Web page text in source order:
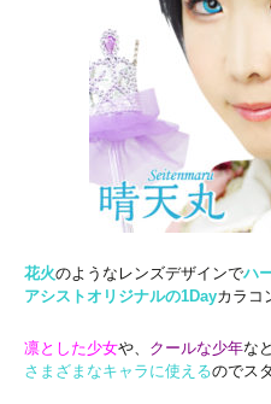
花火のようなレンズデザインでハ
アシストオリジナルの1Dayカラコ
凛とした少女や、 クールな少年な
さまざまなキャラに使えるのでス